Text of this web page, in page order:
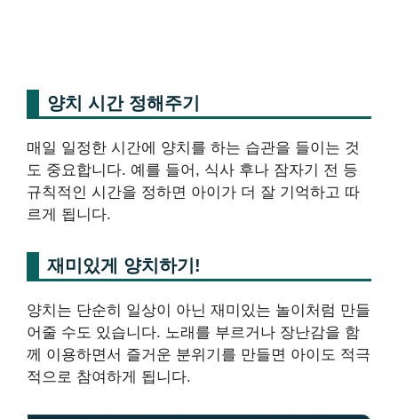
양치 시간 정해주기
매일 일정한 시간에 양치를 하는 습관을 들이는 것
도 중요합니다. 예를 들어, 식사 후나 잠자기 전 등
규칙적인 시간을 정하면 아이가 더 잘 기억하고 따
르게 됩니다.
재미있게 양치하기!
양치는 단순히 일상이 아닌 재미있는 놀이처럼 만들
어줄 수도 있습니다. 노래를 부르거나 장난감을 함
께 이용하면서 즐거운 분위기를 만들면 아이도 적극
적으로 참여하게 됩니다.